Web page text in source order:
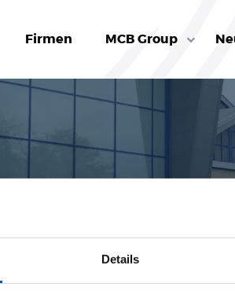
Details
Firmen MCB Group